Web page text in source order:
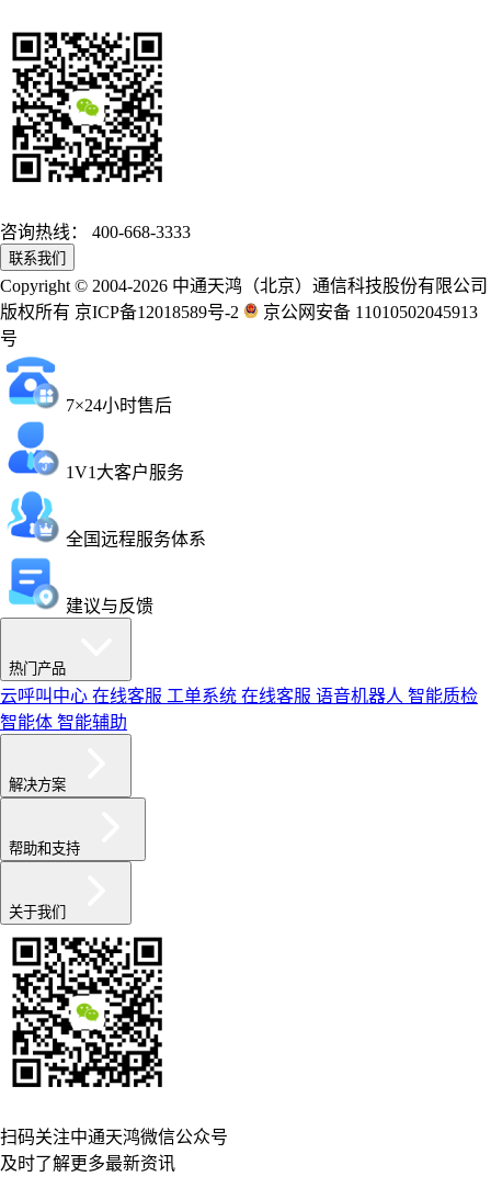
咨询热线： 400-668-3333
联系我们
Copyright © 2004-2026 中通天鸿（北京）通信科技股份有限公司
版权所有 京ICP备12018589号-2
京公网安备 11010502045913
号
7×24小时售后
1V1大客户服务
全国远程服务体系
建议与反馈
热门产品
云呼叫中心 在线客服 工单系统 在线客服 语音机器人 智能质检
智能体 智能辅助
解决方案
帮助和支持
关于我们
扫码关注中通天鸿微信公众号
及时了解更多最新资讯